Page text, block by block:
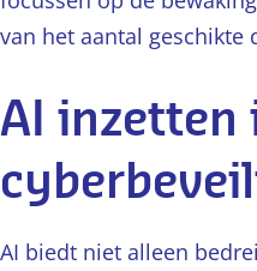
van het aantal geschikte
AI inzetten
AI biedt niet alleen